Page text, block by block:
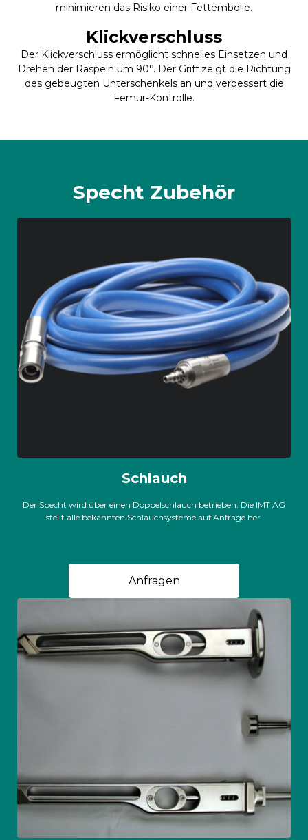
minimieren das Risiko einer Fettembolie.
Klickverschluss
Der Klickverschluss ermöglicht schnelles Einsetzen und
Drehen der Raspeln um 90°. Der Griff zeigt die Richtung
des gebeugten Unterschenkels an und verbessert die
Femur-Kontrolle.
Specht Zubehör
Schlauch
Der Specht wird über einen Doppelschlauch betrieben. Die IMT AG
stellt alle bekannten Schlauchsysteme auf Anfrage her.
Anfragen